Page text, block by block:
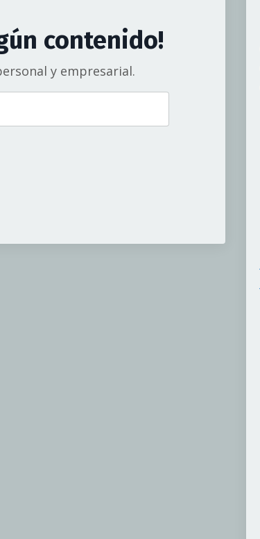
contenido!
y empresarial.